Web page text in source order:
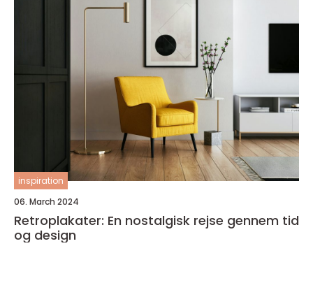
inspiration
06. March 2024
Retroplakater: En nostalgisk rejse gennem tid
og design